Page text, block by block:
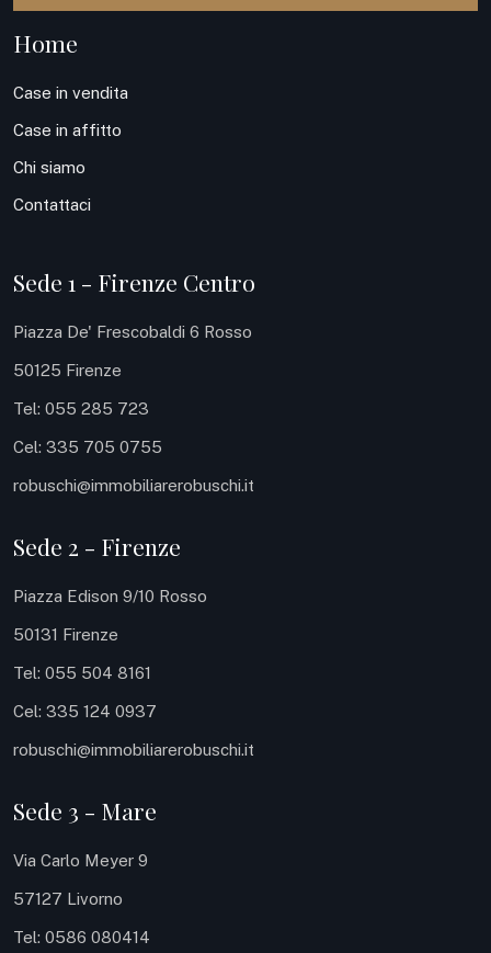
Home
Case in vendita
Case in affitto
Chi siamo
Contattaci
Sede 1 - Firenze Centro
Piazza De' Frescobaldi 6 Rosso
50125 Firenze
Tel: 055 285 723
Cel: 335 705 0755
robuschi@immobiliarerobuschi.it
Sede 2 - Firenze
Piazza Edison 9/10 Rosso
50131 Firenze
Tel: 055 504 8161
Cel: 335 124 0937
robuschi@immobiliarerobuschi.it
Sede 3 - Mare
Via Carlo Meyer 9
57127 Livorno
Tel: 0586 080414